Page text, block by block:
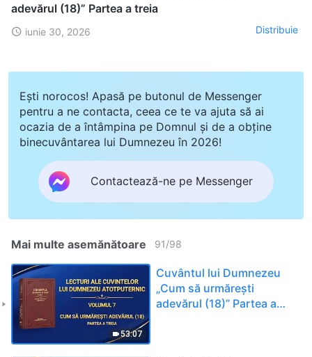
adevărul (18)” Partea a treia
iunie 30, 2026 Distribuie
Ești norocos! Apasă pe butonul de Messenger
pentru a ne contacta, ceea ce te va ajuta să ai
ocazia de a întâmpina pe Domnul și de a obține
binecuvântarea lui Dumnezeu în 2026!
Contactează-ne pe Messenger
Mai multe asemănătoare 91/98
53:07
Cuvântul lui Dumnezeu
„Cum să urmărești
adevărul (18)” Partea a